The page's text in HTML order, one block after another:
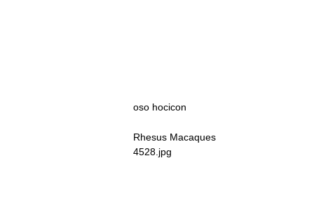
oso hocicon
Rhesus Macaques
4528.jpg